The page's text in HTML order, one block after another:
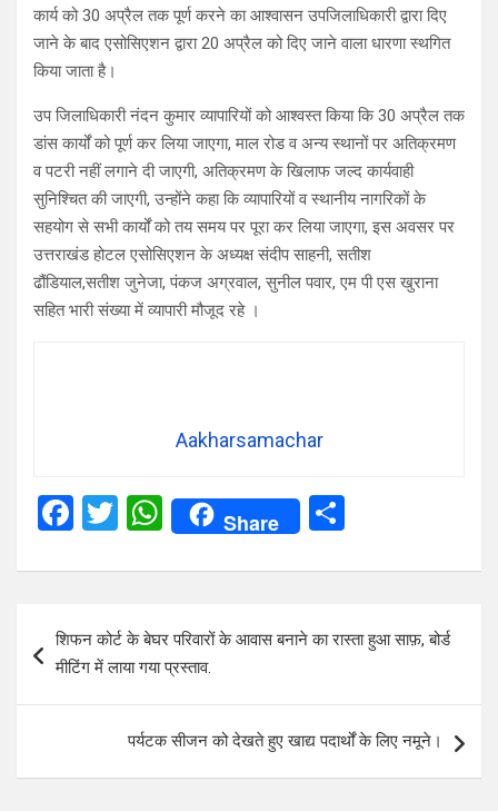
कार्य को 30 अप्रैल तक पूर्ण करने का आश्वासन उपजिलाधिकारी द्वारा दिए
जाने के बाद एसोसिएशन द्वारा 20 अप्रैल को दिए जाने वाला धारणा स्थगित
किया जाता है।
उप जिलाधिकारी नंदन कुमार व्यापारियों को आश्वस्त किया कि 30 अप्रैल तक
डांस कार्यों को पूर्ण कर लिया जाएगा, माल रोड व अन्य स्थानों पर अतिक्रमण
व पटरी नहीं लगाने दी जाएगी, अतिक्रमण के खिलाफ जल्द कार्यवाही
सुनिश्चित की जाएगी, उन्होंने कहा कि व्यापारियों व स्थानीय नागरिकों के
सहयोग से सभी कार्यों को तय समय पर पूरा कर लिया जाएगा, इस अवसर पर
उत्तराखंड होटल एसोसिएशन के अध्यक्ष संदीप साहनी, सतीश
ढौंडियाल,सतीश जुनेजा, पंकज अग्रवाल, सुनील पवार, एम पी एस खुराना
सहित भारी संख्या में व्यापारी मौजूद रहे ।
Aakharsamachar
F
ce
o
T
tt
er
W
h
at
A
p
p
Share
ar
navigation
शिफन कोर्ट के बेघर परिवारों के आवास बनाने का रास्ता हुआ साफ़, बोर्ड
मीटिंग में लाया गया प्रस्ताव.
पर्यटक सीजन को देखते हुए खाद्य पदार्थों के लिए नमूने।